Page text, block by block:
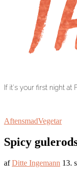
If it's your first night at
AftensmadVegetar
Spicy
afDitte Ingemann 13.